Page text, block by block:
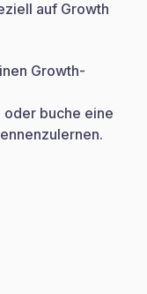
auf Growth
Growth-
buche eine